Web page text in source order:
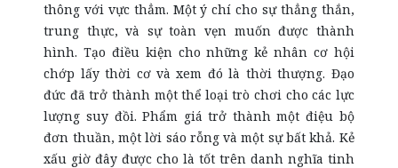
thông với vực thẳm. Một ý chí cho sự thẳng thắn,
trung thực, và sự toàn vẹn muốn được thành
hình. Tạo điều kiện cho những kẻ nhân cơ hội
chớp lấy thời cơ và xem đó là thời thượng. Đạo
đức đã trở thành một thể loại trò chơi cho các lực
lượng suy đồi. Phẩm giá trở thành một điệu bộ
đơn thuần, một lời sáo rỗng và một sự bất khả. Kẻ
xấu giờ đây được cho là tốt trên danh nghĩa tinh